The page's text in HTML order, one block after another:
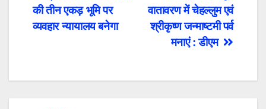
navigation
वातावरण में चेहल्लुम एवं
श्रीकृष्ण जन्माष्टमी पर्व
मनाएं : डीएम
की तीन एकड़ भूमि पर
व्यवहार न्यायालय बनेगा